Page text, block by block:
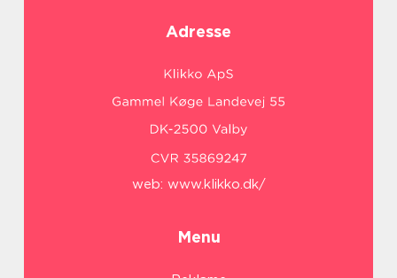
Adresse
web: www.klikko.dk/
Menu